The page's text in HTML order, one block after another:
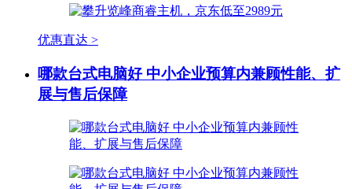
优惠直达 >
哪款台式电脑好 中小企业预算内兼顾性能、扩
展与售后保障